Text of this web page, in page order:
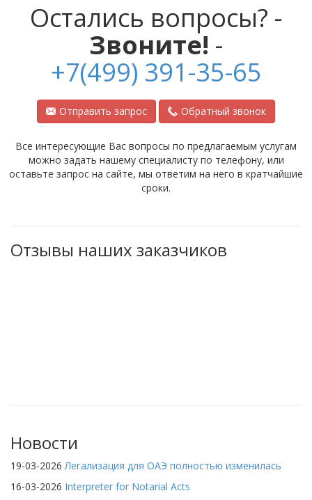
Остались вопросы? -
Звоните! -
+7(499) 391-35-65
Отправить запрос Обратный звонок
Все интересующие Вас вопросы по предлагаемым услугам
можно задать нашему специалисту по телефону, или
оставьте запрос на сайте, мы ответим на него в кратчайшие
сроки.
Отзывы наших заказчиков
Новости
19-03-2026 Легализация для ОАЭ полностью изменилась
16-03-2026 Interpreter for Notarial Acts